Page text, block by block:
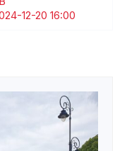
12-20 16:00